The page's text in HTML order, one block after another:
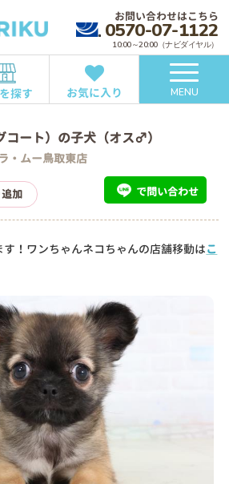
お問い合わせはこちら
0570-07-1122
10:00～20:00（ナビダイヤル）
探す お気に入り MENU
コート）の子犬（オス♂）
ムー鳥取東店
加 で問い合わせ
！ワンちゃんネコちゃんの店舗移動はこ